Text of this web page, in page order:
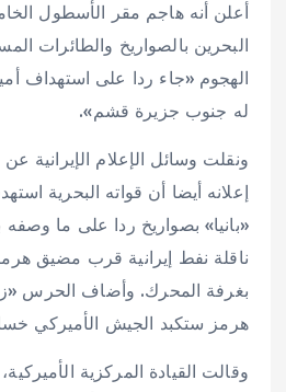
أعلن أنه هاجم مقر الأسطول
البحرين بالصواريخ والطائرات
الهجوم ‌«جاء ⁠ردا ​على استهداف
له ‌جنوب ‌جزيرة ‌قشم».
ونقلت ‌وسائل ‌الإعلام الإيرانية
‌إعلانه أيضا أن قواته البحرية
«بانيا» بصواريخ ردا ‌على ما
ناقلة ⁠نفط ⁠إيرانية قرب مضيق
بغرفة المحرك. وأضاف الحرس
هرمز ستكبد الجيش الأميركي
وقالت القيادة المركزية